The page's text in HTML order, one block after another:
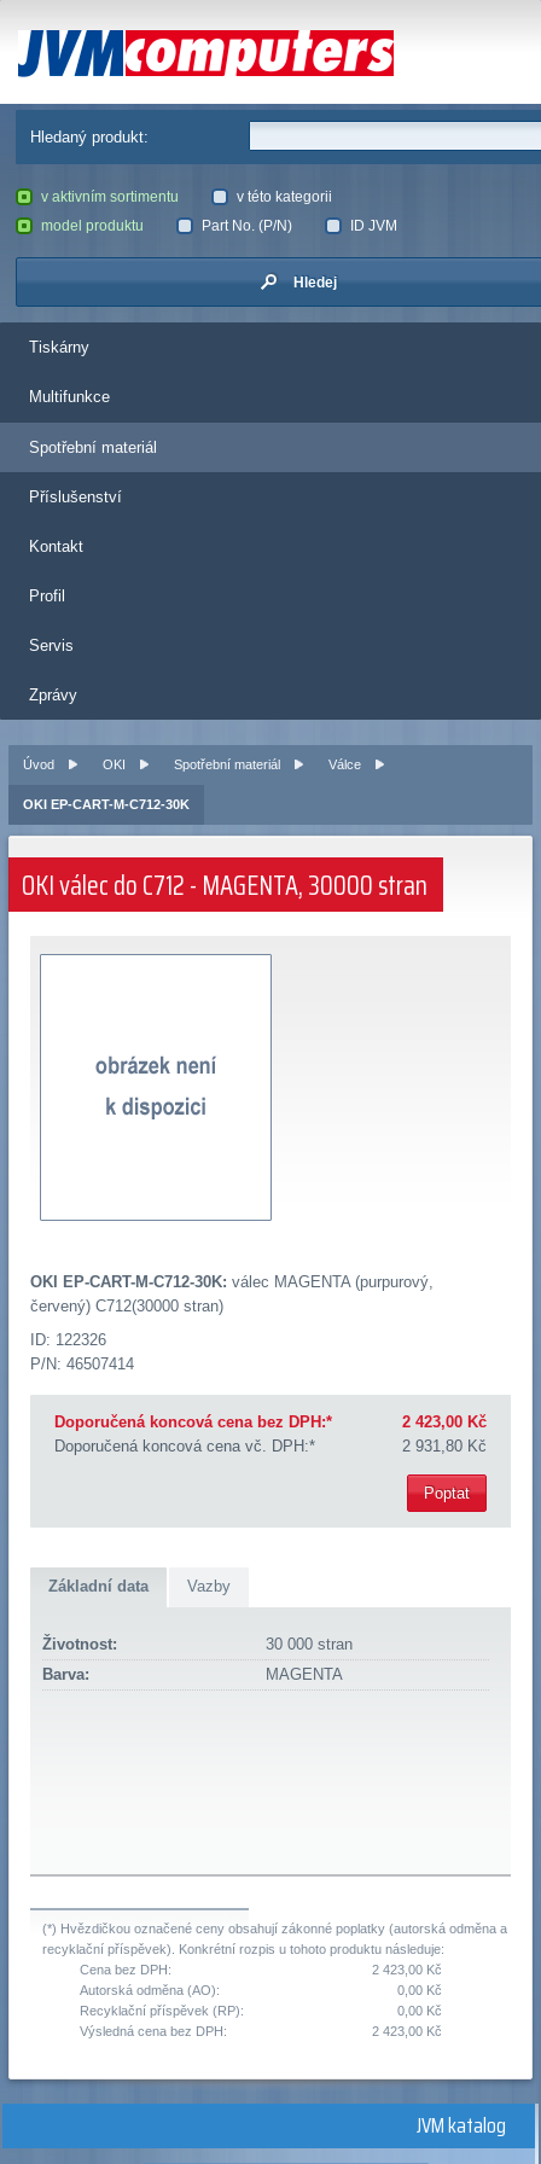
JVM Computers
Hledaný produkt:
v aktivním sortimentu
v této kategorii
model produktu
Part No. (P/N) ID JVM
Hledej
Tiskárny
Multifunkce
Spotřební materiál
Příslušenství
Kontakt
Profil
Servis
Zprávy
Úvod OKI Spotřební materiál Válce
OKI EP-CART-M-C712-30K
OKI válec do C712 - MAGENTA, 30000 stran
OKI EP-CART-M-C712-30K: válec MAGENTA (purpurový,
červený) C712(30000 stran)
ID: 122326
P/N: 46507414
Doporučená koncová cena bez DPH:*
2 423,00 Kč
Doporučená koncová cena vč. DPH:*
2 931,80 Kč
Poptat
Základní data Vazby
Životnost:
30 000 stran
Barva:
MAGENTA
(*) Hvězdičkou označené ceny obsahují zákonné poplatky (autorská odměna a
recyklační příspěvek). Konkrétní rozpis u tohoto produktu následuje:
Cena bez DPH:
2 423,00 Kč
Autorská odměna (AO):
0,00 Kč
Recyklační příspěvek (RP):
0,00 Kč
Výsledná cena bez DPH:
2 423,00 Kč
JVM katalog